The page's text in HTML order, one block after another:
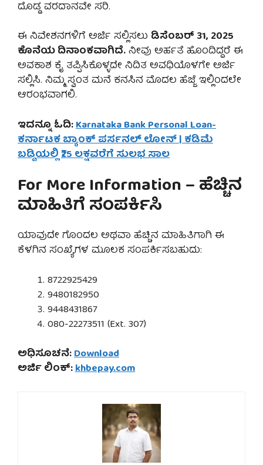
ದೊಡ್ಡ ವರದಾನವೇ ಸರಿ.
ಈ ನಿವೇಶನಗಳಿಗೆ ಅರ್ಜಿ ಸಲ್ಲಿಸಲು ಡಿಸೆಂಬರ್ 31, 2025
ಕೊನೆಯ ದಿನಾಂಕವಾಗಿದೆ.ನೀವು ಅರ್ಹತೆ ಹೊಂದಿದ್ದರೆ ಈ
ಅವಕಾಶ ಕೈ ತಪ್ಪಿಸಿಕೊಳ್ಳದೇ ನಿದಿತ ಅವಧಿಯೊಳಗೇ ಅರ್ಜಿ
ಸಲ್ಲಿಸಿ. ನಿಮ್ಮ ಸ್ವಂತ ಮನೆ ಕನಸಿನ ಮೊದಲ ಹೆಜ್ಜೆ ಇಲ್ಲಿಂದಲೇ
ಆರಂಭವಾಗಲಿ.
ಇದನ್ನೂ ಓದಿ:Karnataka Bank Personal Loan-
ಕರ್ನಾಟಕ ಬ್ಯಾಂಕ್ ಪರ್ಸನಲ್ ಲೋನ್ | ಕಡಿಮೆ
ಬಡ್ಡಿಯಲ್ಲಿ ₹25 ಲಕ್ಷವರೆಗೆ ಸುಲಭ ಸಾಲ
For More Information – ಹೆಚ್ಚಿನ
ಮಾಹಿತಿಗೆ ಸಂಪರ್ಕಿಸಿ
ಯಾವುದೇ ಗೊಂದಲ ಅಥವಾ ಹೆಚ್ಚಿನ ಮಾಹಿತಿಗಾಗಿ ಈ
ಕೆಳಗಿನ ಸಂಖ್ಯೆಗಳ ಮೂಲಕ ಸಂಪರ್ಕಿಸಬಹುದು:
8722925429
9480182950
9448431867
080-22273511 (Ext. 307)
ಅಧಿಸೂಚನೆ:Download
ಅರ್ಜಿ ಲಿಂಕ್:khbepay.com